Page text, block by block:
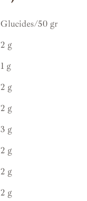
Glucides/50 gr
2 g
1 g
2 g
2 g
3 g
2 g
2 g
2 g